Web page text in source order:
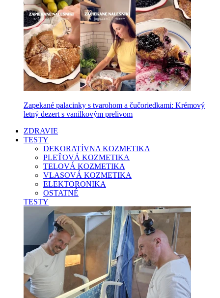
Zapekané palacinky s tvarohom a čučoriedkami: Krémový
letný dezert s vanilkovým prelivom
ZDRAVIE
TESTY
DEKORATÍVNA KOZMETIKA
PLEŤOVÁ KOZMETIKA
TELOVÁ KOZMETIKA
VLASOVÁ KOZMETIKA
ELEKTORONIKA
OSTATNÉ
TESTY